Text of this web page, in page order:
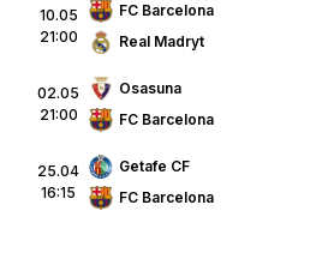
10.05
21:00
FC Barcelona
Real Madryt
02.05
21:00
Osasuna
FC Barcelona
25.04
16:15
Getafe CF
FC Barcelona